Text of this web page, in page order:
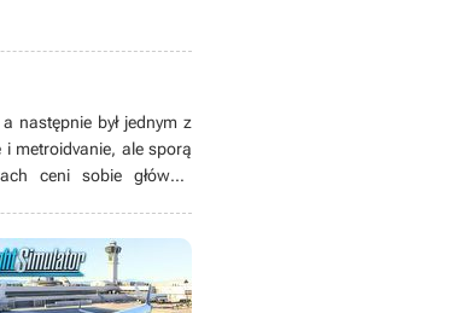
następnie był jednym z
i metroidvanie, ale sporą
ceni sobie głównie